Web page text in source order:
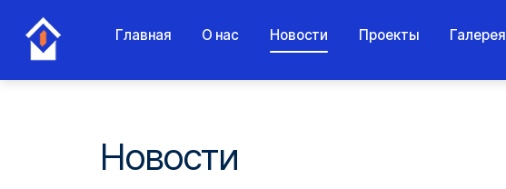
Главная О нас Новости Проекты Галерея
Новости